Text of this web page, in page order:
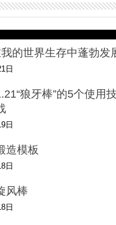
的世界生存中蓬勃发
日
狼牙棒”的5个使用
日
造模板
日
风棒
日